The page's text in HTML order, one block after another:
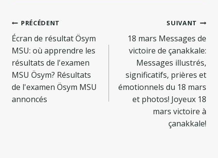
Navigation
de
l’article
PRÉCÉDENT
Écran de résultat Ösym
MSU: où apprendre les
résultats de l'examen
MSU Ösym? Résultats
de l'examen Ösym MSU
annoncés
SUIVANT
18 mars Messages de
victoire de çanakkale:
Messages illustrés,
significatifs, prières et
émotionnels du 18 mars
et photos! Joyeux 18
mars victoire à
çanakkale!